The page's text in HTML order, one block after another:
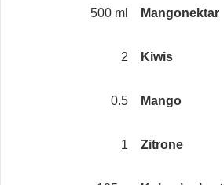
500 ml Mangonektar
2 Kiwis
0.5 Mango
1 Zitrone